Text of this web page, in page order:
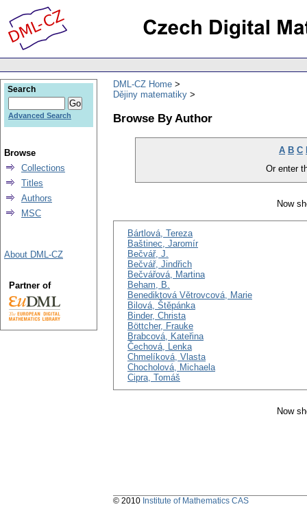
DML-CZ Home
Dějiny matematiky
Browse By Author
A B C
Or enter
Now
Bártlová, Tereza
Baštinec, Jaromír
Bečvář, J.
Bečvář, Jindřich
Bečvářová, Martina
Beham, B.
Benediktová Větrovcová, Marie
Bilová, Štěpánka
Binder, Christa
Böttcher, Frauke
Brabcová, Kateřina
Čechová, Lenka
Chmelíková, Vlasta
Chocholová, Michaela
Cipra, Tomáš
Now
Search
Advanced Search
Browse
Collections
Titles
Authors
MSC
About DML-CZ
Partner of
© 2010 Institute of Mathematics CAS